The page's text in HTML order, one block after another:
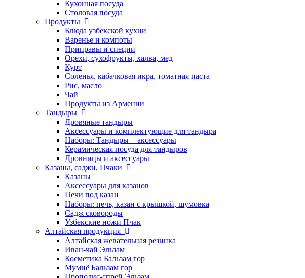
Кухонная посуда
Столовая посуда
Продукты
Блюда узбекской кухни
Варенье и компоты
Приправы и специи
Орехи, сухофрукты, халва, мед
Курт
Соленья, кабачковая икра, томатная паста
Рис, масло
Чай
Продукты из Армении
Тандыры
Дровяные тандыры
Аксессуары и комплектующие для тандыра
Наборы: Тандыры + аксессуары
Керамическая посуда для тандыров
Дровницы и аксессуары
Казаны, саджи, Пчаки
Казаны
Аксессуары для казанов
Печи под казан
Наборы: печь, казан с крышкой, шумовка
Садж сковороды
Узбекские ножи Пчак
Алтайская продукция
Алтайская жевательная резинка
Иван-чай Эльзам
Косметика Бальзам гор
Мумиё Бальзам гор